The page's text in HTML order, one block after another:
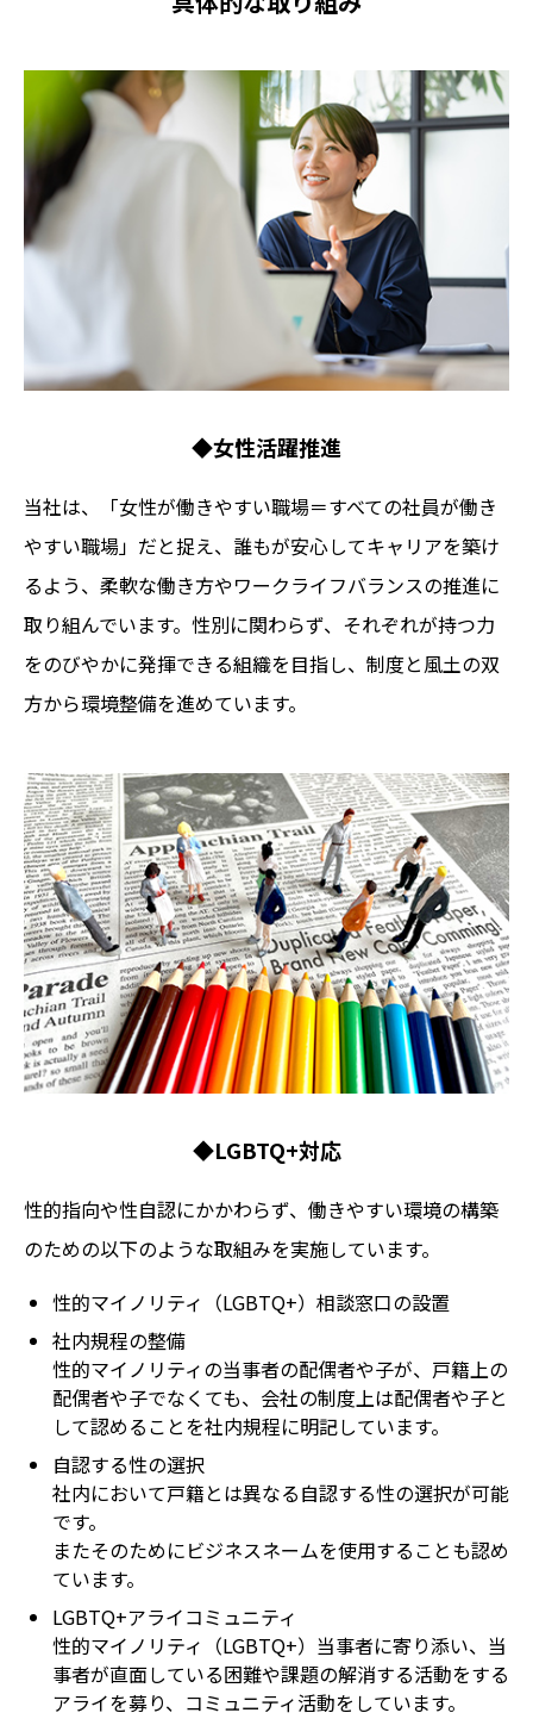
◆女性活躍推進
当社は、「女性が働きやすい職場＝すべての社員が働き
やすい職場」だと捉え、誰もが安心してキャリアを築け
るよう、柔軟な働き方やワークライフバランスの推進に
取り組んでいます。性別に関わらず、それぞれが持つ力
をのびやかに発揮できる組織を目指し、制度と風土の双
方から環境整備を進めています。
◆LGBTQ+対応
性的指向や性自認にかかわらず、働きやすい環境の構築
のための以下のような取組みを実施しています。
性的マイノリティ（LGBTQ+）相談窓口の設置
社内規程の整備
性的マイノリティの当事者の配偶者や子が、戸籍上の
配偶者や子でなくても、会社の制度上は配偶者や子と
して認めることを社内規程に明記しています。
自認する性の選択
社内において戸籍とは異なる自認する性の選択が可能
です。
またそのためにビジネスネームを使用することも認め
ています。
LGBTQ+アライコミュニティ
性的マイノリティ（LGBTQ+）当事者に寄り添い、当
事者が直面している困難や課題の解消する活動をする
アライを募り、コミュニティ活動をしています。